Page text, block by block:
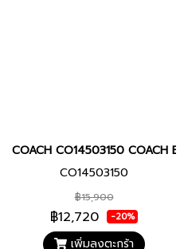
watch นาฬิกา นาฬิกาข้อมือ
COACH CO14503150 COACH
CO14503150
฿15,900
฿12,720 -20%
เพิ่มลงตะกร้า